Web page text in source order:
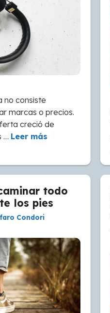
no consiste
marcas o precios.
creció de
… Leer más
todo
los pies
Condori